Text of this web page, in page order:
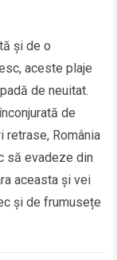
și de o
aceste plaje
de neuitat.
de
retrase, România
să evadeze din
aceasta și vei
și de frumusețe